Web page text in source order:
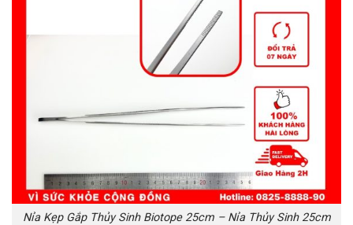
Nỉa Kẹp Gắp Thủy Sinh Biotope 25cm – Nỉa Thủy Sinh 25cm